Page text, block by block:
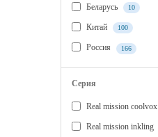
Беларусь 10
Китай 100
Россия 166
Серия
Real mission coolvox
Real mission inkling